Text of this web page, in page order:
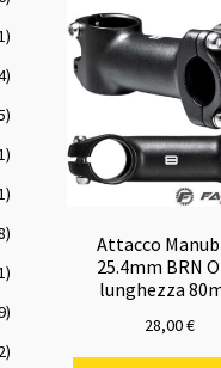
Attacco
25.4mm BRN
lunghezza
28,00€